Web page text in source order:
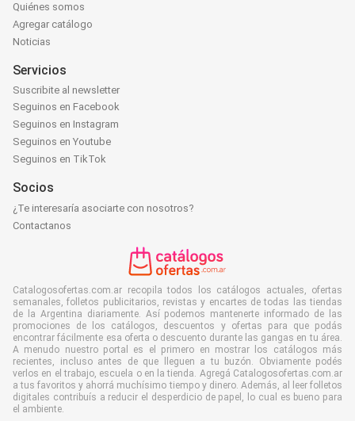
Quiénes somos
Agregar catálogo
Noticias
Servicios
Suscribite al newsletter
Seguinos en Facebook
Seguinos en Instagram
Seguinos en Youtube
Seguinos en TikTok
Socios
¿Te interesaría asociarte con nosotros?
Contactanos
Catalogosofertas.com.ar recopila todos los catálogos actuales, ofertas
semanales, folletos publicitarios, revistas y encartes de todas las tiendas
de la Argentina diariamente. Así podemos mantenerte informado de las
promociones de los catálogos, descuentos y ofertas para que podás
encontrar fácilmente esa oferta o descuento durante las gangas en tu área.
A menudo nuestro portal es el primero en mostrar los catálogos más
recientes, incluso antes de que lleguen a tu buzón. Obviamente podés
verlos en el trabajo, escuela o en la tienda. Agregá Catalogosofertas.com.ar
a tus favoritos y ahorrá muchísimo tiempo y dinero. Además, al leer folletos
digitales contribuís a reducir el desperdicio de papel, lo cual es bueno para
el ambiente.